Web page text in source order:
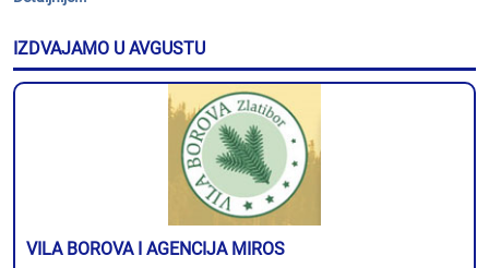
IZDVAJAMO U AVGUSTU
VILA BOROVA I AGENCIJA MIROS